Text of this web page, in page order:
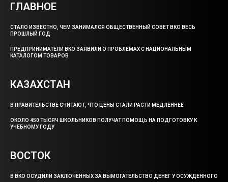
ГЛАВНОЕ
СТАЛО ИЗВЕСТНО, ЧЕМ ЗАНИМАЛСЯ ОБЩЕСТВЕННЫЙ СОВЕТ ВКО ВЕСЬ
ПРОШЛЫЙ ГОД
ПРЕДПРИНИМАТЕЛИ ВКО ЗАЯВИЛИ О ПРОБЛЕМАХ С НАЦИОНАЛЬНЫМ
КАТАЛОГОМ ТОВАРОВ
КАЗАХСТАН
В ПРАВИТЕЛЬСТВЕ СЧИТАЮТ, ЧТО ЦЕНЫ СТАЛИ РАСТИ МЕДЛЕННЕЕ
ОКОЛО 450 ТЫСЯЧ ШКОЛЬНИКОВ ПОЛУЧАТ ПОМОЩЬ НА ПОДГОТОВКУ К
УЧЕБНОМУ ГОДУ
ВОСТОК
В ВКО ОСУДИЛИ ЗАКЛЮЧЕННЫХ ЗА ВЫМОГАТЕЛЬСТВО ДЕНЕГ У ОСУЖДЕННОГО